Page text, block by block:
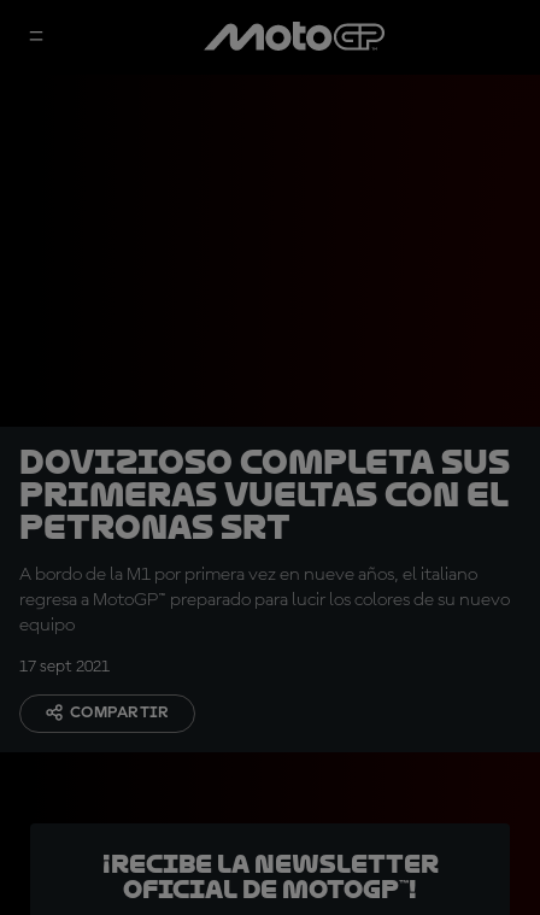
Dovizioso completa sus
primeras vueltas con el
Petronas SRT
A bordo de la M1 por primera vez en nueve años, el italiano
regresa a MotoGP™ preparado para lucir los colores de su nuevo
equipo
17 sept 2021
COMPARTIR
¡Recibe la Newsletter
oficial de MotoGP™!